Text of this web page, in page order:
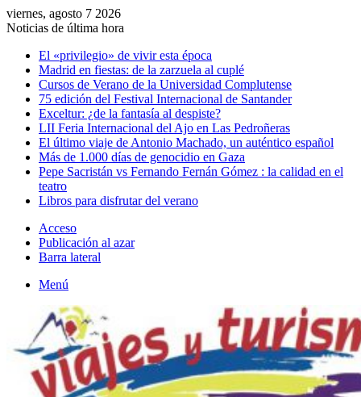
viernes, agosto 7 2026
Noticias de última hora
El «privilegio» de vivir esta época
Madrid en fiestas: de la zarzuela al cuplé
Cursos de Verano de la Universidad Complutense
75 edición del Festival Internacional de Santander
Exceltur: ¿de la fantasía al despiste?
LII Feria Internacional del Ajo en Las Pedroñeras
El último viaje de Antonio Machado, un auténtico español
Más de 1.000 días de genocidio en Gaza
Pepe Sacristán vs Fernando Fernán Gómez : la calidad en el
teatro
Libros para disfrutar del verano
Acceso
Publicación al azar
Barra lateral
Menú